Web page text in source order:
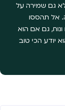
גם שמירה על
אל תהססו
גם אם הוא
יודע הכי טוב